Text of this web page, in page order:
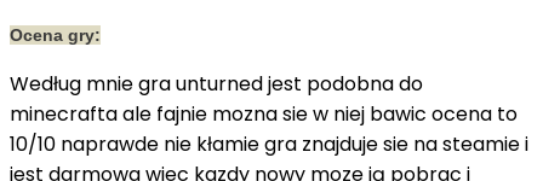
Ocena gry:
Według mnie gra unturned jest podobna do
minecrafta ale fajnie mozna sie w niej bawic ocena to
10/10 naprawde nie kłamie gra znajduje sie na steamie i
jest darmowa wiec kazdy nowy moze ją pobrac i